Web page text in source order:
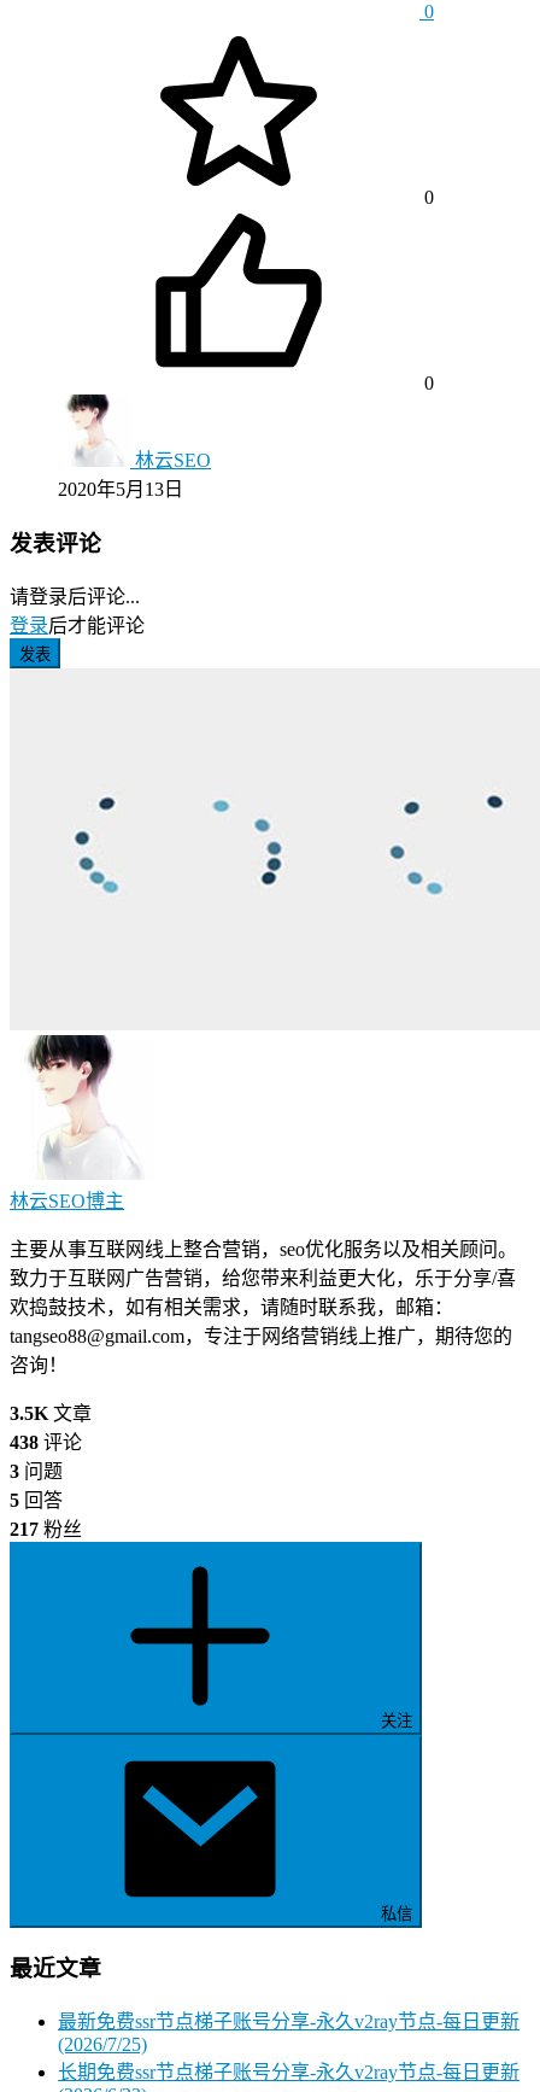
0
0
0
林云SEO
2020年5月13日
发表评论
请登录后评论...
登录后才能评论
发表
林云SEO博主
主要从事互联网线上整合营销，seo优化服务以及相关顾问。
致力于互联网广告营销，给您带来利益更大化，乐于分享/喜
欢捣鼓技术，如有相关需求，请随时联系我，邮箱：
tangseo88@gmail.com，专注于网络营销线上推广，期待您的
咨询！
3.5K 文章
438 评论
3 问题
5 回答
217 粉丝
关注
私信
最近文章
最新免费ssr节点梯子账号分享-永久v2ray节点-每日更新
(2026/7/25)
长期免费ssr节点梯子账号分享-永久v2ray节点-每日更新